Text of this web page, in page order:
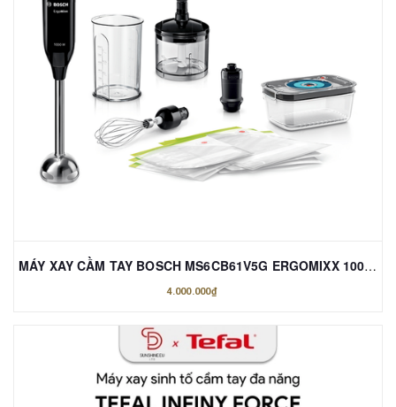
MÁY XAY CẦM TAY BOSCH MS6CB61V5G ERGOMIXX 1000W MÀU ĐEN
4.000.000₫